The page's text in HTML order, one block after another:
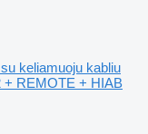
keliamuoju kabliu
+ REMOTE + HIAB